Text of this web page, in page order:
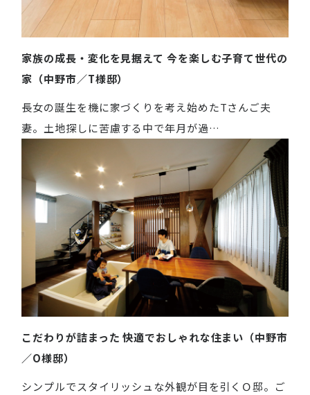
家族の成長・変化を見据えて 今を楽しむ子育て世代の
家（中野市／T様邸）
長女の誕生を機に家づくりを考え始めたTさんご夫
妻。土地探しに苦慮する中で年月が過…
こだわりが詰まった 快適でおしゃれな住まい（中野市
／O様邸）
シンプルでスタイリッシュな外観が目を引くＯ邸。ご